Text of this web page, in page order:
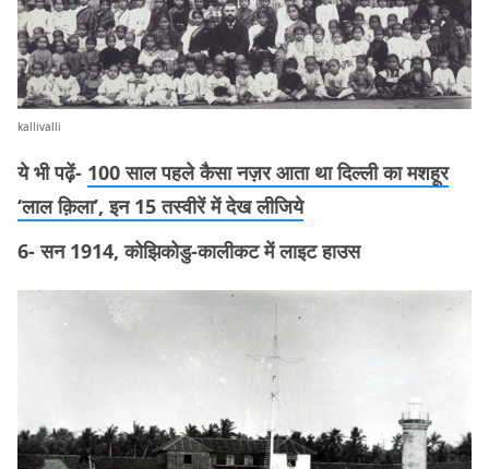
kallivalli
ये भी पढ़ें- 100 साल पहले कैसा नज़र आता था दिल्ली का मशहूर
‘लाल क़िला’, इन 15 तस्वीरें में देख लीजिये
6- सन 1914, कोझिकोडु-कालीकट में लाइट हाउस